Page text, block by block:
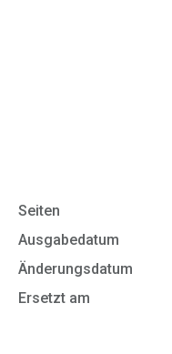
Seiten
Ausgabedatum
Änderungsdatum
Ersetzt am